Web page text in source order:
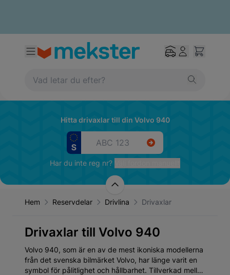
Hitta drivaxlar till din Volvo 940
Har du inte reg nr?
Hem Reservdelar Drivlina Drivaxlar
Drivaxlar till Volvo 940
Volvo 940, som är en av de mest ikoniska modellerna
från det svenska bilmärket Volvo, har länge varit en
symbol för pålitlighet och hållbarhet. Tillverkad mellan